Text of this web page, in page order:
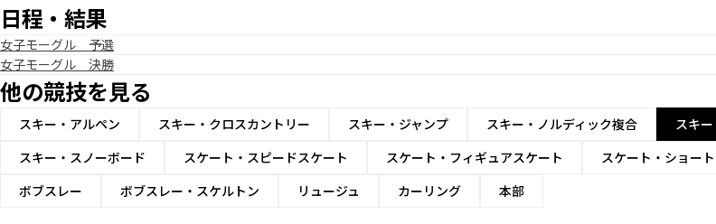
日程・結果
女子モーグル 予選
女子モーグル 決勝
他の競技を見る
スキー・アルペン スキー・クロスカントリー スキー・ジャンプ スキー・ノルディック複合
スキ
スキー・スノーボード
スケート・スピードスケート スケート・フィギュアスケート スケート・ショー
ボブスレー
ボブスレー・スケルトン リュージュ カーリング 本部